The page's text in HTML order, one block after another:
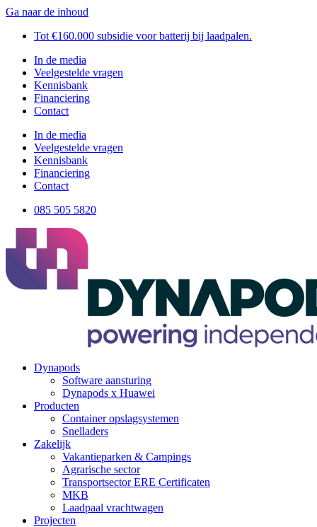
Ga naar de inhoud
Tot €160.000 subsidie voor batterij bij laadpalen.
In de media
Veelgestelde vragen
Kennisbank
Financiering
Contact
In de media
Veelgestelde vragen
Kennisbank
Financiering
Contact
085 505 5820
Dynapods
Software aansturing
Dynapods x Huawei
Producten
Container opslagsystemen
Snelladers
Zakelijk
Vakantieparken & Campings
Agrarische sector
Transportsector ERE Certificaten
MKB
Laadpaal vrachtwagen
Projecten